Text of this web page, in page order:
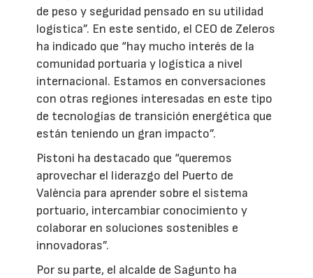
de peso y seguridad pensado en su utilidad
logística”. En este sentido, el CEO de Zeleros
ha indicado que “hay mucho interés de la
comunidad portuaria y logística a nivel
internacional. Estamos en conversaciones
con otras regiones interesadas en este tipo
de tecnologías de transición energética que
están teniendo un gran impacto”.
Pistoni ha destacado que “queremos
aprovechar el liderazgo del Puerto de
València para aprender sobre el sistema
portuario, intercambiar conocimiento y
colaborar en soluciones sostenibles e
innovadoras”.
Por su parte, el alcalde de Sagunto ha